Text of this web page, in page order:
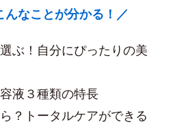
んなことが分かる！／
ぶ！自分にぴったりの美
液３種類の特長
？トータルケアができる